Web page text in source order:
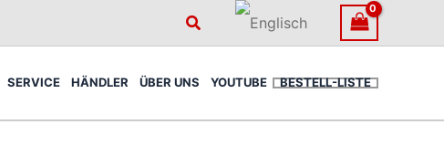
Suchen
SERVICE HÄNDLER ÜBER UNS YOUTUBE BESTELL-LISTE